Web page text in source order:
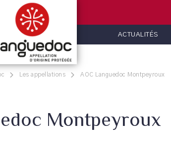
ACTUALITÉS
Les appellations AOC Languedoc Montpeyroux
Montpeyroux